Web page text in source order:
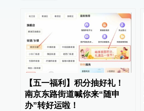
【五一福利】积分抽好礼！
南京东路街道喊你来“随申
办”转好运啦！